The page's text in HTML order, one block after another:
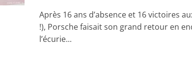
Après 16 ans d’absence et 16 victoires
!), Porsche faisait son grand retour en
l’écurie...